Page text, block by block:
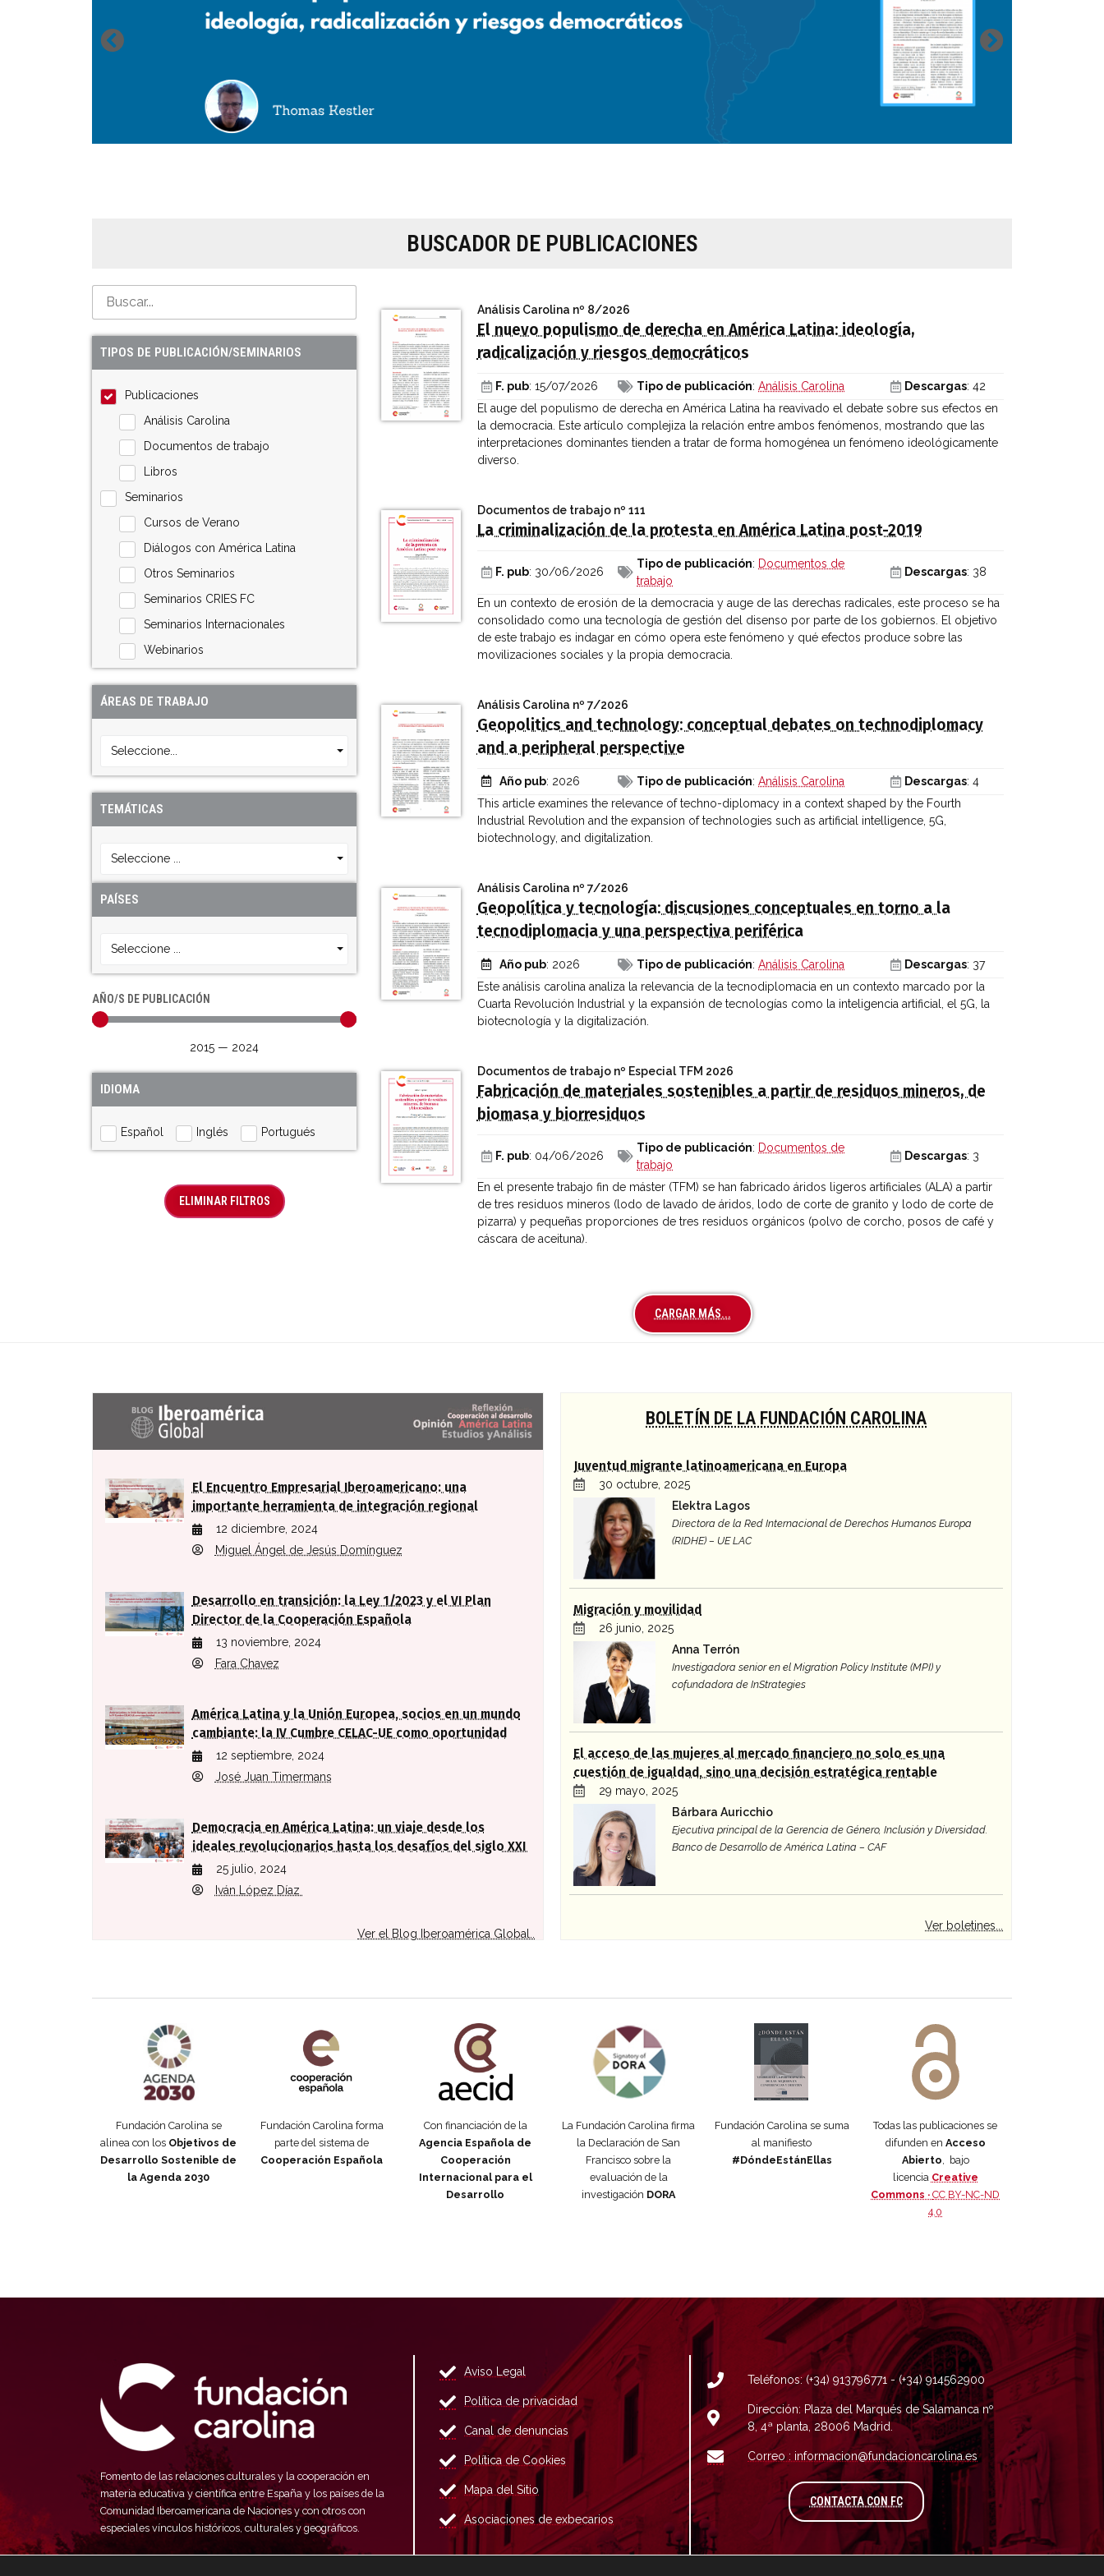
BUSCADOR DE PUBLICACIONES
TIPOS DE PUBLICACIÓN/SEMINARIOS
Publicaciones
Análisis Carolina
Documentos de trabajo
Libros
Seminarios
Cursos de Verano
Diálogos con América Latina
Otros Seminarios
Seminarios CRIES FC
Seminarios Internacionales
Webinarios
ÁREAS DE TRABAJO
Seleccione...
TEMÁTICAS
Seleccione ...
PAÍSES
Seleccione ...
AÑO/S DE PUBLICACIÓN
2015 — 2024
IDIOMA
Español Inglés Portugués
ELIMINAR FILTROS
Análisis Carolina nº 8/2026
El nuevo populismo de derecha en América Latina: ideología,
radicalización y riesgos democráticos
F. pub: 15/07/2026 Tipo de publicación:Análisis Carolina Descargas: 42
El auge del populismo de derecha en América Latina ha reavivado el debate sobre sus efectos en
la democracia. Este artículo complejiza la relación entre ambos fenómenos, mostrando que las
interpretaciones dominantes tienden a tratar de forma homogénea un fenómeno ideológicamente
diverso.
Documentos de trabajo nº 111
La criminalización de la protesta en América Latina post-2019
F. pub: 30/06/2026
Tipo de publicación: Documentos de
trabajo
Descargas: 38
En un contexto de erosión de la democracia y auge de las derechas radicales, este proceso se ha
consolidado como una tecnología de gestión del disenso por parte de los gobiernos. El objetivo
de este trabajo es indagar en cómo opera este fenómeno y qué efectos produce sobre las
movilizaciones sociales y la propia democracia.
Análisis Carolina nº 7/2026
Geopolitics and technology: conceptual debates on technodiplomacy
and a peripheral perspective
Año pub: 2026 Tipo de publicación:Análisis Carolina Descargas: 4
This article examines the relevance of techno-diplomacy in a context shaped by the Fourth
Industrial Revolution and the expansion of technologies such as artificial intelligence, 5G,
biotechnology, and digitalization.
Análisis Carolina nº 7/2026
Geopolítica y tecnología: discusiones conceptuales en torno a la
tecnodiplomacia y una perspectiva periférica
Año pub: 2026 Tipo de publicación:Análisis Carolina Descargas: 37
Este análisis carolina analiza la relevancia de la tecnodiplomacia en un contexto marcado por la
Cuarta Revolución Industrial y la expansión de tecnologías como la inteligencia artificial, el 5G, la
biotecnología y la digitalización.
Documentos de trabajo nº Especial TFM 2026
Fabricación de materiales sostenibles a partir de residuos mineros, de
biomasa y biorresiduos
F. pub: 04/06/2026
Tipo de publicación: Documentos de
trabajo
Descargas: 3
En el presente trabajo fin de máster (TFM) se han fabricado áridos ligeros artificiales (ALA) a partir
de tres residuos mineros (lodo de lavado de áridos, lodo de corte de granito y lodo de corte de
pizarra) y pequeñas proporciones de tres residuos orgánicos (polvo de corcho, posos de café y
cáscara de aceituna).
CARGAR MÁS...
Últimas entradas Blog Iberoamérica global
El Encuentro Empresarial Iberoamericano: una
importante herramienta de integración regional
12 diciembre, 2024
Miguel Ángel de Jesús Domínguez
Desarrollo en transición: la Ley 1/2023 y el VI Plan
Director de la Cooperación Española
13 noviembre, 2024
Fara Chavez
América Latina y la Unión Europea, socios en un mundo
cambiante: la IV Cumbre CELAC-UE como oportunidad
12 septiembre, 2024
José Juan Timermans
Democracia en América Latina: un viaje desde los
ideales revolucionarios hasta los desafíos del siglo XXI
25 julio, 2024
Iván López Díaz
Ver el Blog Iberoamérica Global..
BOLETÍN DE LA FUNDACIÓN CAROLINA
Juventud migrante latinoamericana en Europa
30 octubre, 2025
Elektra Lagos
Directora de la Red Internacional de Derechos Humanos Europa
(RIDHE) – UE LAC
Migración y movilidad
26 junio, 2025
Anna Terrón
Investigadora senior en el Migration Policy Institute (MPI) y
cofundadora de InStrategies
El acceso de las mujeres al mercado financiero no solo es una
cuestión de igualdad, sino una decisión estratégica rentable
29 mayo, 2025
Bárbara Auricchio
Ejecutiva principal de la Gerencia de Género, Inclusión y Diversidad.
Banco de Desarrollo de América Latina – CAF
Ver boletines...
Fundación Carolina se
alinea con los Objetivos de
Desarrollo Sostenible de
la Agenda 2030
Fundación Carolina forma
parte del sistema de
Cooperación Española
Con financiación de la
Agencia Española de
Cooperación
Internacional para el
Desarrollo
La Fundación Carolina firma
la Declaración de San
Francisco sobre la
evaluación de la
investigación DORA
Fundación Carolina se suma
al manifiesto
#DóndeEstánEllas
Todas las publicaciones se
difunden en Acceso
Abierto , bajo
licencia Creative
Commons ·CC BY-NC-ND
4.0
Fomento de las relaciones culturales y la cooperación en
materia educativa y científica entre España y los países de la
Comunidad Iberoamericana de Naciones y con otros con
especiales vínculos históricos, culturales y geográficos.
Aviso Legal
Política de privacidad
Canal de denuncias
Política de Cookies
Mapa del Sitio
Asociaciones de exbecarios
Teléfonos: (+34) 913796771 - (+34) 914562900
Dirección: Plaza del Marqués de Salamanca nº
8, 4ª planta, 28006 Madrid.
Correo : informacion@fundacioncarolina.es
CONTACTA CON FCA TRAVÉS DEL FORMULARIO DE